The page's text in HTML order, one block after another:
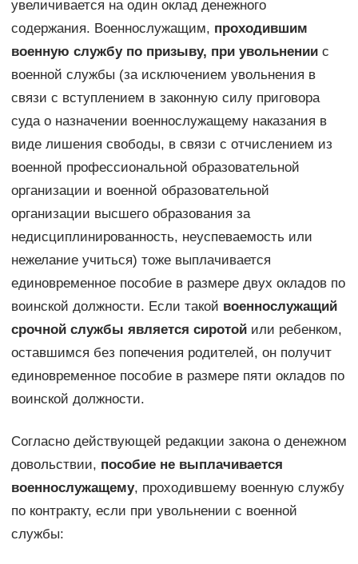
увеличивается на один оклад денежного
содержания. Военнослужащим, проходившим
военную службу по призыву, при увольнениис
военной службы (за исключением увольнения в
связи с вступлением в законную силу приговора
суда о назначении военнослужащему наказания в
виде лишения свободы, в связи с отчислением из
военной профессиональной образовательной
организации и военной образовательной
организации высшего образования за
недисциплинированность, неуспеваемость или
нежелание учиться) тоже выплачивается
единовременное пособие в размере двух окладов по
воинской должности. Если такой военнослужащий
срочной службы является сиротойили ребенком,
оставшимся без попечения родителей, он получит
единовременное пособие в размере пяти окладов по
воинской должности.
Согласно действующей редакции закона о денежном
довольствии, пособие не выплачивается
военнослужащему, проходившему военную службу
по контракту, если при увольнении с военной
службы: